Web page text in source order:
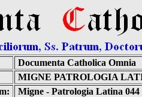
Documenta Catholica Omnia
MIGNE PATROLOGIA
Migne - Patrologia Latina